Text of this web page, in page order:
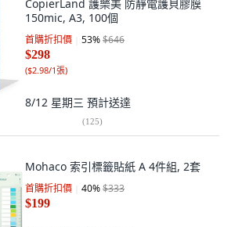
CopierLand 護樂美 防靜電護貝膠膜
150mic, A3, 100個
首購折扣價 53%$646
$298
($2.98/1張)
8/12 星期三 預計送達
(125)
Mohaco 索引標籤貼紙 A 4件組, 2套
首購折扣價 40%$333
$199